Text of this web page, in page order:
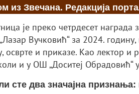
Звечана. Редакција
је преко четрдесет награда
Вучковић“ за 2024.
осврте и приказе. Као лектор
и у ОШ „Доситеј
сте два значајна